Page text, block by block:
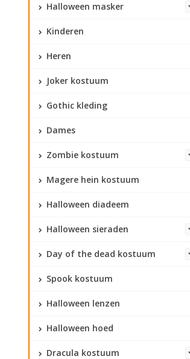
Halloween masker
Kinderen
Heren
Joker kostuum
Gothic kleding
Dames
Zombie kostuum
Magere hein kostuum
Halloween diadeem
Halloween sieraden
Day of the dead kostuum
Spook kostuum
Halloween lenzen
Halloween hoed
Dracula kostuum